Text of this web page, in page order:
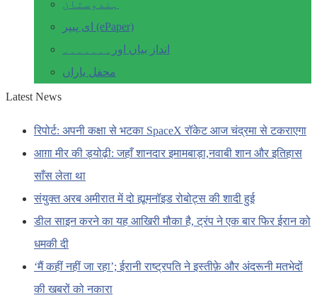
ہندوستان
ای پیپر (ePaper)
انداز بیاں اور۔۔۔۔۔۔۔
محفل یاراں
Latest News
रिपोर्ट: अपनी कक्षा से भटका SpaceX रॉकेट आज चंद्रमा से टकराएगा
आग़ा मीर की ड्योढ़ी: जहाँ शानदार इमामबाड़ा,नवाबी शान और इतिहास
साँस लेता था
संयुक्त अरब अमीरात में दो ह्यूमनॉइड रोबोट्स की शादी हुई
डील साइन करने का यह आखिरी मौका है, ट्रंप ने एक बार फिर ईरान को
धमकी दी
‘मैं कहीं नहीं जा रहा’; ईरानी राष्ट्रपति ने इस्तीफ़े और अंदरूनी मतभेदों
की खबरों को नकारा